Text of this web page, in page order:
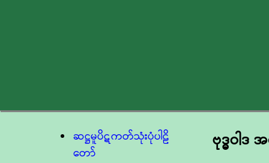
ဆဋ္ဌမူပိဋကတ်သုံးပုံပါဠိ
တော်
ဗုဒ္ဓဝါ